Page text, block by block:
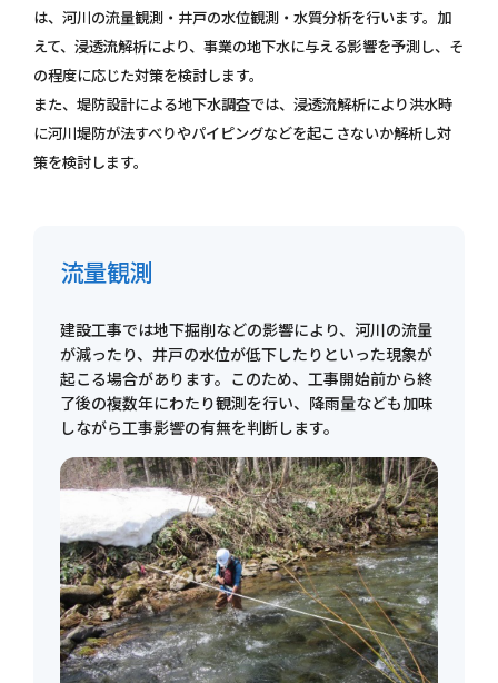
は、河川の流量観測・井戸の水位観測・水質分析を行います。加
えて、浸透流解析により、事業の地下水に与える影響を予測し、そ
の程度に応じた対策を検討します。
また、堤防設計による地下水調査では、浸透流解析により洪水時
に河川堤防が法すべりやパイピングなどを起こさないか解析し対
策を検討します。
流量観測
建設工事では地下掘削などの影響により、河川の流量
が減ったり、井戸の水位が低下したりといった現象が
起こる場合があります。このため、工事開始前から終
了後の複数年にわたり観測を行い、降雨量なども加味
しながら工事影響の有無を判断します。